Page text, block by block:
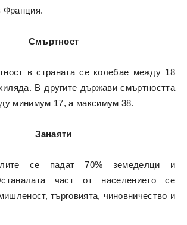
Франция.
Смъртност
в страната се колебае между 18
В другите държави смъртността
минимум 17, а максимум 38.
Занаяти
се падат 70% земеделци и
част от населението се
търговията, чиновничество и